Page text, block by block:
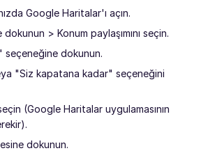
Google Haritalar'ı açın.
> Konum paylaşımını seçin.
seçeneğine dokunun.
"Siz kapatana kadar" seçeneğini
(Google Haritalar uygulamasının
dokunun.